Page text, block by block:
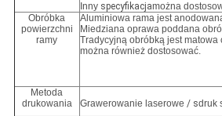
Inny specyfikacjamożna
Obróbka
powierzchni
ramy
Aluminiowa rama jest
Miedziana oprawa poddana
Tradycyjną obróbką jest matowa
można również dostosować.
Metoda
drukowania
Grawerowanie laserowe / sdruk